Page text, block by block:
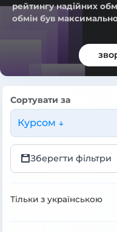
рейтингу надійних
обмін був
Сортувати за
Курсом ↓
Зберегти фільтри
Тільки з українською